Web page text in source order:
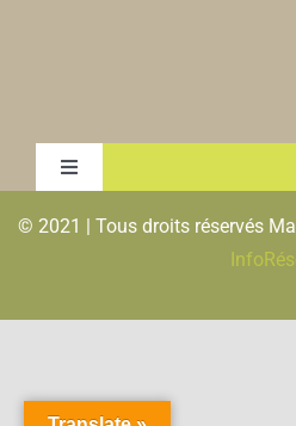
Toggle
MENTIONS LEGALES & RGPD
© 2021 | Tous droits réservés